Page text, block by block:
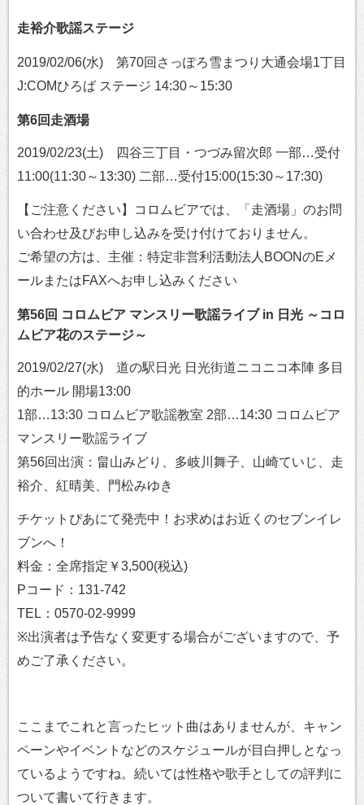
走裕介歌謡ステージ
2019/02/06(水) 第70回さっぽろ雪まつり大通会場1丁目
J:COMひろば ステージ 14:30～15:30
第6回走酒場
2019/02/23(土) 四谷三丁目・つづみ留次郎 一部…受付
11:00(11:30～13:30) 二部…受付15:00(15:30～17:30)
【ご注意ください】コロムビアでは、「走酒場」のお問
い合わせ及びお申し込みを受け付けておりません。
ご希望の方は、主催：特定非営利活動法人BOONのEメ
ールまたはFAXへお申し込みください
第56回 コロムビア マンスリー歌謡ライブ in 日光 ～コロ
ムビア花のステージ～
2019/02/27(水) 道の駅日光 日光街道ニコニコ本陣 多目
的ホール 開場13:00
1部…13:30 コロムビア歌謡教室 2部…14:30 コロムビア
マンスリー歌謡ライブ
第56回出演：畠山みどり、多岐川舞子、山崎ていじ、走
裕介、紅晴美、門松みゆき
チケットぴあにて発売中！お求めはお近くのセブンイレ
ブンへ！
料金：全席指定￥3,500(税込)
Pコード：131-742
TEL：0570-02-9999
※出演者は予告なく変更する場合がございますので、予
めご了承ください。
ここまでこれと言ったヒット曲はありませんが、キャン
ペーンやイベントなどのスケジュールが目白押しとなっ
ているようですね。続いては性格や歌手としての評判に
ついて書いて行きます。